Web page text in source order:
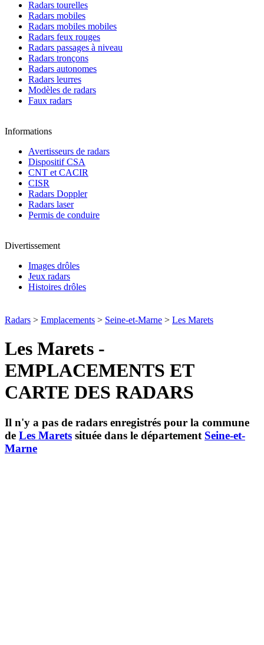
Radars tourelles
Radars mobiles
Radars mobiles mobiles
Radars feux rouges
Radars passages à niveau
Radars tronçons
Radars autonomes
Radars leurres
Modèles de radars
Faux radars
Informations
Avertisseurs de radars
Dispositif CSA
CNT et CACIR
CISR
Radars Doppler
Radars laser
Permis de conduire
Divertissement
Images drôles
Jeux radars
Histoires drôles
Radars > Emplacements > Seine-et-Marne > Les Marets
Les Marets -
EMPLACEMENTS ET
CARTE DES RADARS
Il n'y a pas de radars enregistrés pour la commune
de Les Marets située dans le département Seine-et-
Marne